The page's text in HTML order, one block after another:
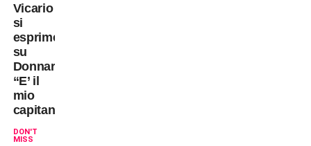
Vicario
si
esprime
su
Donnarumma:
“E’ il
mio
capitano”
DON'T
MISS